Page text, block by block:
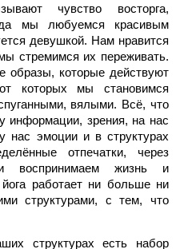
чувство восторга,
мы любуемся красивым
девушкой. Нам нравится
стремимся их переживать.
образы, которые действуют
которых мы становимся
вялыми. Всё, что
информации, зрения, на нас
нас эмоции и в структурах
отпечатки, через
жизнь и
работает ни больше ни
структурами, с тем, что
структурах есть набор